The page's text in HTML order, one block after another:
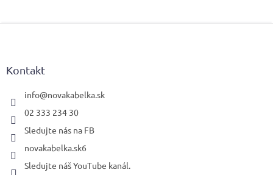
Kontakt
info@novakabelka.sk
02 333 234 30
Sledujte nás na FB
novakabelka.sk6
Sledujte náš YouTube kanál.